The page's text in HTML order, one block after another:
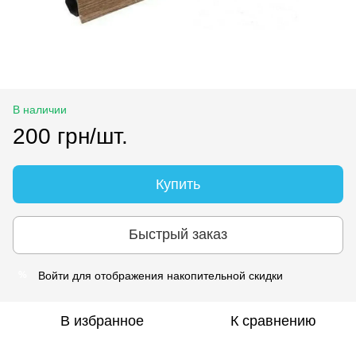
В наличии
200 грн/шт.
Купить
Быстрый заказ
Войти для отображения накопительной скидки
В избранное К сравнению